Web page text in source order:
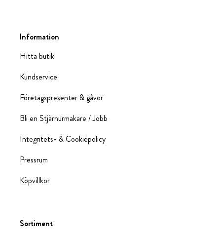
Information
Hitta butik
Kundservice
Företagspresenter & gåvor
Bli en Stjärnurmakare / Jobb
Integritets- & Cookiepolicy
Pressrum
Köpvillkor
Sortiment